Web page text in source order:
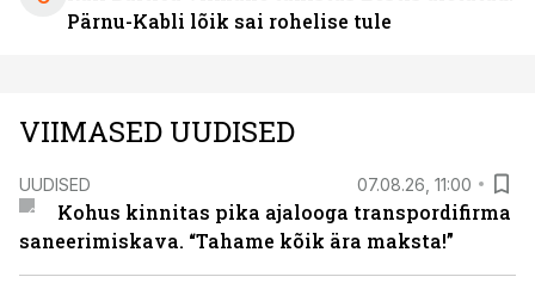
Pärnu-Kabli lõik sai rohelise tule
VIIMASED UUDISED
UUDISED 07.08.26, 11:00
Kohus kinnitas pika ajalooga transpordifirma
saneerimiskava. “Tahame kõik ära maksta!”